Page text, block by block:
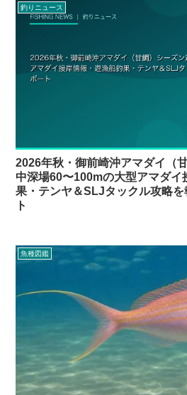
釣りニュース
2026年秋・御前崎沖アマダイ（
中深場60〜100mの大型アマダイ
果・テンヤ＆SLJタックル攻略
ト
魚種図鑑